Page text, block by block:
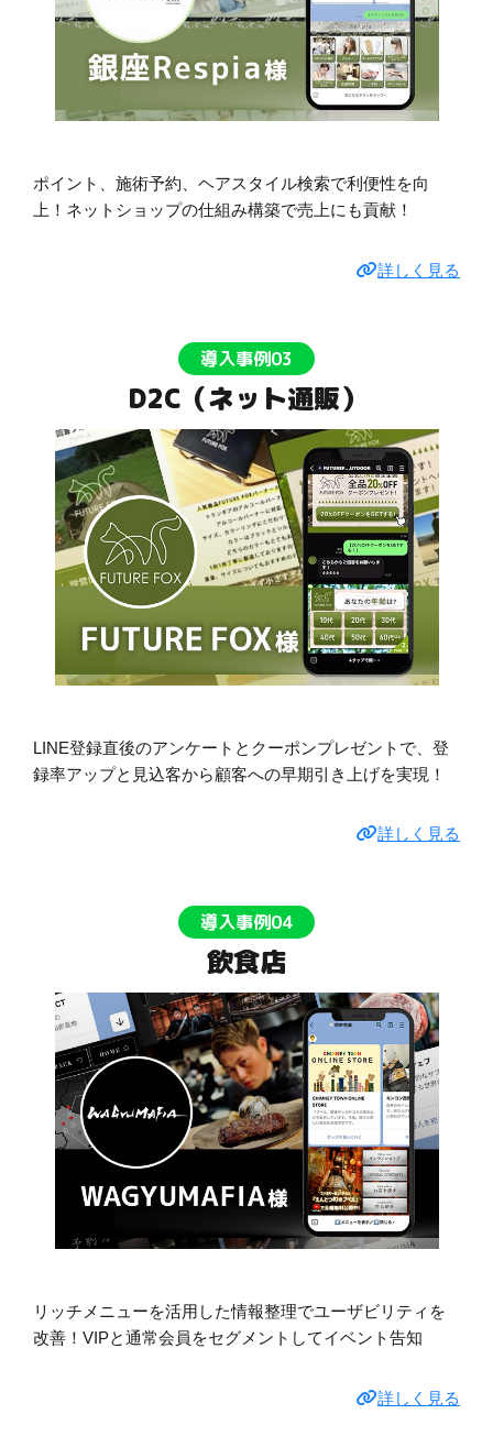
ポイント、施術予約、ヘアスタイル検索で利便性を向
上！ネットショップの仕組み構築で売上にも貢献！
詳しく見る
導入事例03
D2C（ネット通販）
LINE登録直後のアンケートとクーポンプレゼントで、登
録率アップと見込客から顧客への早期引き上げを実現！
詳しく見る
導入事例04
飲食店
リッチメニューを活用した情報整理でユーザビリティを
改善！VIPと通常会員をセグメントしてイベント告知
詳しく見る